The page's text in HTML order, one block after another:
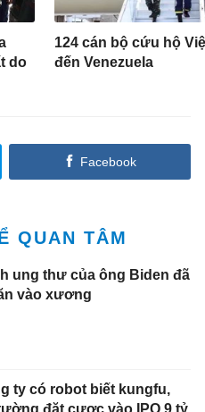
do
124 cán bộ cứu hộ
đến Venezuela
Facebook
QUAN TÂM
ung thư của ông Biden đã
vào xương
ty có robot biết kungfu,